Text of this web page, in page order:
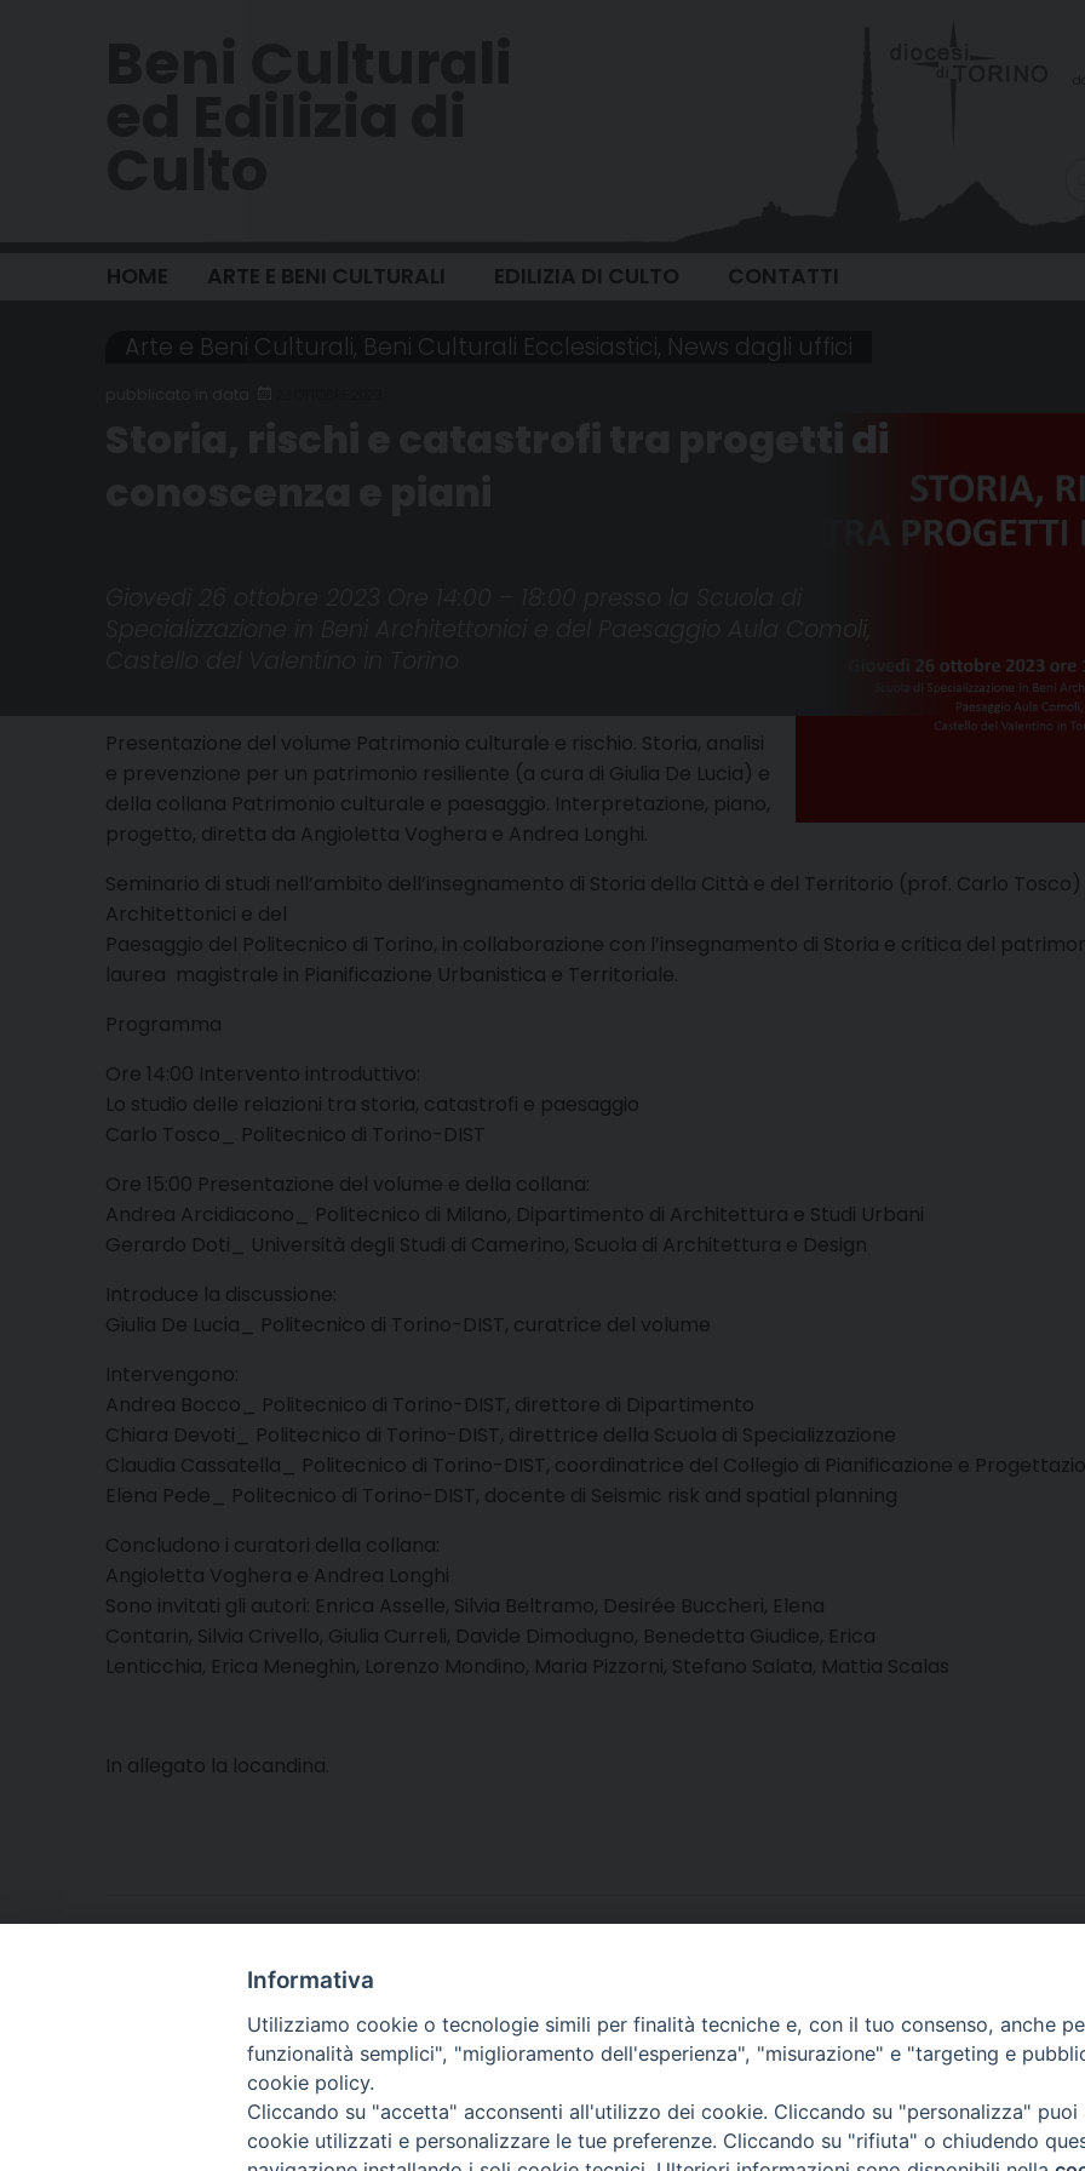
HOME ARTE E BENI CULTURALI EDILIZIA DI CULTO CONTATTI
Arte e Beni Culturali, Beni Culturali Ecclesiastici, News dagli uffici
Storia, rischi e catastrofi tra progetti di
Specializzazione in Beni Architettonici e del Paesaggio Aula Comoli,
Presentazione del volume Patrimonio culturale e rischio. Storia, analisi
e prevenzione per un patrimonio resiliente (a cura di Giulia De Lucia) e
della collana Patrimonio culturale e paesaggio. Interpretazione, piano,
progetto, diretta da Angioletta Voghera e Andrea Longhi.
Seminario di studi nell’ambito dell’insegnamento di Storia della Città e del Territorio (prof. Carlo Tosco)
Architettonici e del
Paesaggio del Politecnico di Torino, in collaborazione con l’insegnamento di Storia e critica del
laurea magistrale in Pianificazione Urbanistica e Territoriale.
Programma
Ore 14:00 Intervento introduttivo:
Lo studio delle relazioni tra storia, catastrofi e paesaggio
Carlo Tosco_ Politecnico di Torino-DIST
Ore 15:00 Presentazione del volume e della collana:
Andrea Arcidiacono_ Politecnico di Milano, Dipartimento di Architettura e Studi Urbani
Gerardo Doti_ Università degli Studi di Camerino, Scuola di Architettura e Design
Introduce la discussione:
Giulia De Lucia_ Politecnico di Torino-DIST, curatrice del volume
Intervengono:
Andrea Bocco_ Politecnico di Torino-DIST, direttore di Dipartimento
Chiara Devoti_ Politecnico di Torino-DIST, direttrice della Scuola di Specializzazione
Claudia Cassatella_ Politecnico di Torino-DIST, coordinatrice del Collegio di Pianificazione e
Elena Pede_ Politecnico di Torino-DIST, docente di Seismic risk and spatial planning
Concludono i curatori della collana:
Angioletta Voghera e Andrea Longhi
Sono invitati gli autori: Enrica Asselle, Silvia Beltramo, Desirée Buccheri, Elena
Contarin, Silvia Crivello, Giulia Curreli, Davide Dimodugno, Benedetta Giudice, Erica
Lenticchia, Erica Meneghin, Lorenzo Mondino, Maria Pizzorni, Stefano Salata, Mattia Scalas
In allegato la locandina.
Arcidiocesi di Torino
Arte e Beni Culturali
Informativa
Utilizziamo cookie o tecnologie simili per finalità tecniche e, con il tuo consenso, anche
funzionalità semplici", "miglioramento dell'esperienza", "misurazione" e "targeting e
cookie policy.
Cliccando su "accetta" acconsenti all'utilizzo dei cookie. Cliccando su "personalizza"
cookie utilizzati e personalizzare le tue preferenze. Cliccando su "rifiuta" o chiudendo